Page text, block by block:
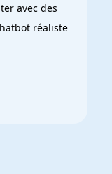
avec des
réaliste